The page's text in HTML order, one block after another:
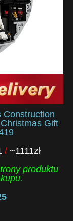
Construction
Gift
/ ~1111zł
produktu